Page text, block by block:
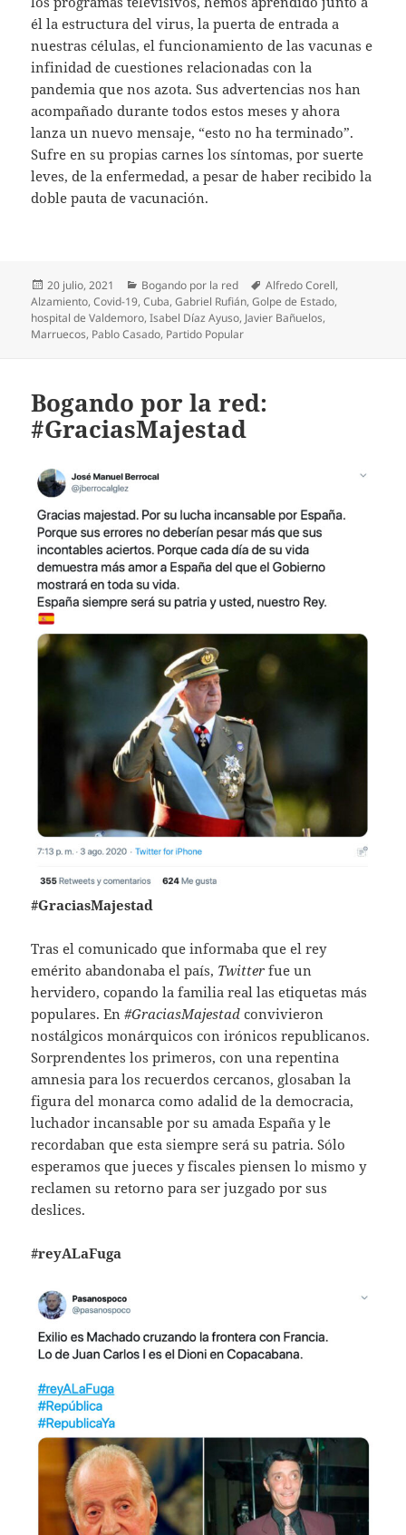
él la estructura del virus, la puerta de entrada a
nuestras células, el funcionamiento de las vacunas e
infinidad de cuestiones relacionadas con la
pandemia que nos azota. Sus advertencias nos han
acompañado durante todos estos meses y ahora
lanza un nuevo mensaje, “esto no ha terminado”.
Sufre en su propias carnes los síntomas, por suerte
leves, de la enfermedad, a pesar de haber recibido la
doble pauta de vacunación.
Publicado
el
20 julio, 2021 Categorías
Bogando por la red Etiquetas
Alfredo Corell,
Alzamiento,Covid-19,Cuba,Gabriel Rufián,Golpe de Estado,
hospital de Valdemoro,Isabel Díaz Ayuso, Javier Bañuelos,
Marruecos, Pablo Casado, Partido Popular
Bogando por la red:
#GraciasMajestad
#GraciasMajestad
Tras el comunicado que informaba que el rey
emérito abandonaba el país, Twitter fue un
hervidero, copando la familia real las etiquetas más
populares. En#GraciasMajestad convivieron
nostálgicos monárquicos con irónicos republicanos.
Sorprendentes los primeros, con una repentina
amnesia para los recuerdos cercanos, glosaban la
figura del monarca como adalid de la democracia,
luchador incansable por su amada España y le
recordaban que esta siempre será su patria. Sólo
esperamos que jueces y fiscales piensen lo mismo y
reclamen su retorno para ser juzgado por sus
deslices.
#reyALaFuga